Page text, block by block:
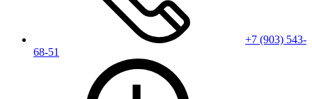
+7 (903) 543-
68-51